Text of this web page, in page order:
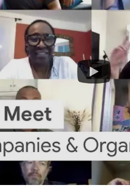
название компании,
Использование
две недели пробного
Google Meet для
– 250 человек;
шифрованием
режиме;
приложения абсолютно